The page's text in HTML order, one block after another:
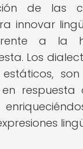
de las
innovar
a la
Los
respuesta